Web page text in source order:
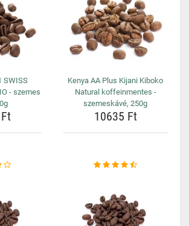
SWISS
- szemes
Kenya AA Plus Kijani Kiboko
Natural koffeinmentes -
szemeskávé, 250g
10635 Ft